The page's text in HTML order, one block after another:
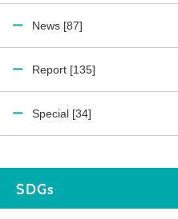
News [87]
Report [135]
Special [34]
SDGs